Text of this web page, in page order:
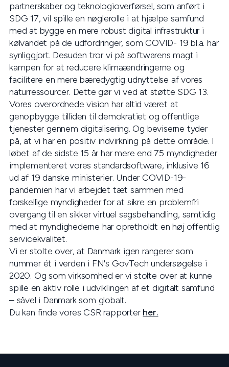
partnerskaber og teknologioverførsel, som anført i
SDG 17, vil spille en nøglerolle i at hjælpe samfund
med at bygge en mere robust digital infrastruktur i
kølvandet på de udfordringer, som COVID- 19 bl.a. har
synliggjort. Desuden tror vi på softwarens magt i
kampen for at reducere klimaændringerne og
facilitere en mere bæredygtig udnyttelse af vores
naturressourcer. Dette gør vi ved at støtte SDG 13.
Vores overordnede vision har altid været at
genopbygge tilliden til demokratiet og offentlige
tjenester gennem digitalisering. Og beviserne tyder
på, at vi har en positiv indvirkning på dette område. I
løbet af de sidste 15 år har mere end 75 myndigheder
implementeret vores standardsoftware, inklusive 16
ud af 19 danske ministerier. Under COVID-19-
pandemien har vi arbejdet tæt sammen med
forskellige myndigheder for at sikre en problemfri
overgang til en sikker virtuel sagsbehandling, samtidig
med at myndighederne har opretholdt en høj offentlig
servicekvalitet.
Vi er stolte over, at Danmark igen rangerer som
nummer ét i verden i FN's GovTech undersøgelse i
2020. Og som virksomhed er vi stolte over at kunne
spille en aktiv rolle i udviklingen af et digitalt samfund
– såvel i Danmark som globalt.
Du kan finde vores CSR rapporterher.